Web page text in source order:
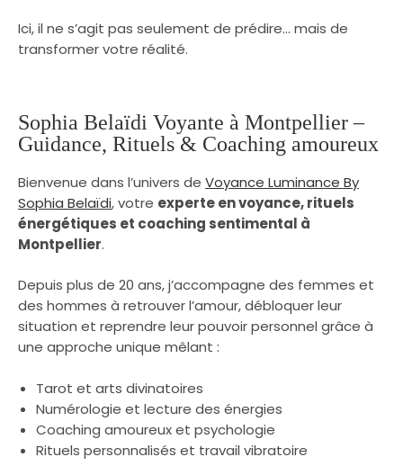
Ici, il ne s’agit pas seulement de prédire… mais de
transformer votre réalité.
Sophia Belaïdi Voyante à Montpellier –
Guidance, Rituels & Coaching amoureux
Bienvenue dans l’univers de Voyance Luminance By
Sophia Belaïdi, votre experte en voyance, rituels
énergétiques et coaching sentimental à
Montpellier.
Depuis plus de 20 ans, j’accompagne des femmes et
des hommes à retrouver l’amour, débloquer leur
situation et reprendre leur pouvoir personnel grâce à
une approche unique mêlant :
Tarot et arts divinatoires
Numérologie et lecture des énergies
Coaching amoureux et psychologie
Rituels personnalisés et travail vibratoire